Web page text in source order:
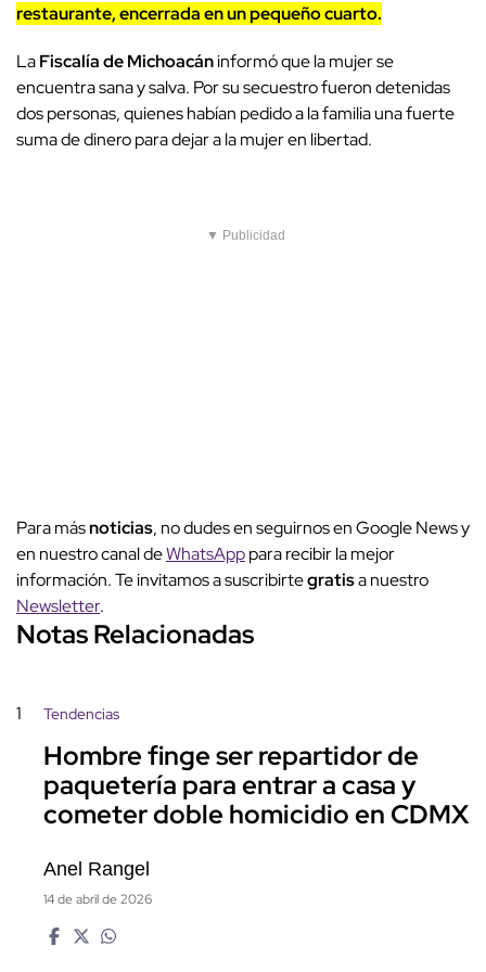
restaurante, encerrada en un pequeño cuarto.
LaFiscalía de Michoacáninformó que la mujer se
encuentra sana y salva. Por su secuestro fueron detenidas
dos personas, quienes habían pedido a la familia una fuerte
suma de dinero para dejar a la mujer en libertad.
▼ Publicidad
Para másnoticias, no dudes en seguirnos en Google News y
en nuestro canal deWhatsApppara recibir la mejor
información. Te invitamos a suscribirtegratisa nuestro
Newsletter.
Notas Relacionadas
1 Tendencias
Hombre finge ser repartidor de
paquetería para entrar a casa y
cometer doble homicidio en CDMX
Anel Rangel
14 de abril de 2026